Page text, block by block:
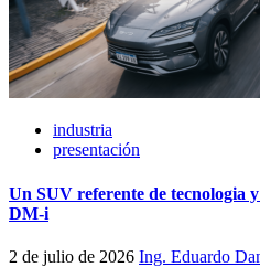
industria
presentación
Un SUV referente de tecnologia
DM-i
2 de julio de 2026 Ing. Eduardo